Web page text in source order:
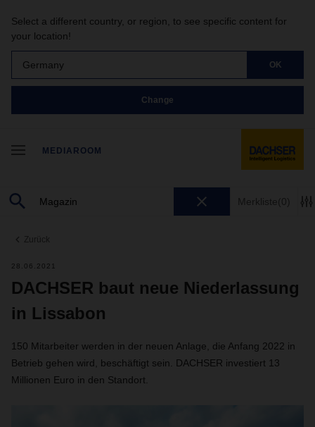
Select a different country, or region, to see specific content for
your location!
Germany OK
Change
MEDIAROOM
Merkliste(0)
Zurück
28.06.2021
DACHSER baut neue Niederlassung
in Lissabon
150 Mitarbeiter werden in der neuen Anlage, die Anfang 2022 in
Betrieb gehen wird, beschäftigt sein. DACHSER investiert 13
Millionen Euro in den Standort.